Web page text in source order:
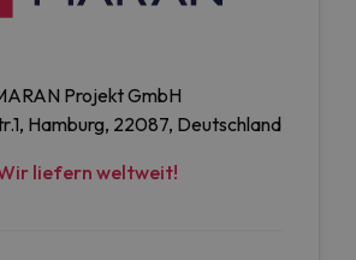
Projekt GmbH
Hamburg, 22087, Deutschland
liefern weltweit!